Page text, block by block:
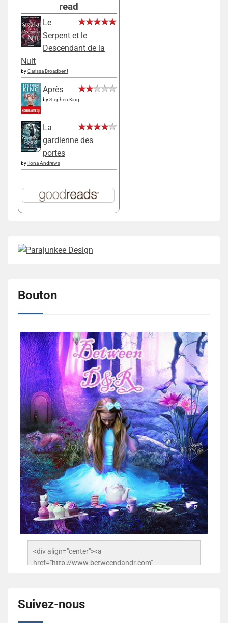
read
Le
Serpent et le
Descendant de la
Nuit
byCarissa Broadbent
Après
byStephen King
La
gardienne des
portes
by Ilona Andrews
Bouton
<div align="center"><a
href="http://www.betweendandr.com"
503716673157532-2788222864243652657-n.jpg"
alt="Between D&R" style="border:none;" /></a>
Suivez-nous